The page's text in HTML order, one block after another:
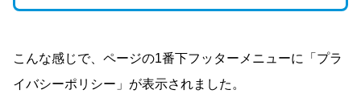
こんな感じで、ページの1番下フッターメニューに「プラ
イバシーポリシー」が表示されました。